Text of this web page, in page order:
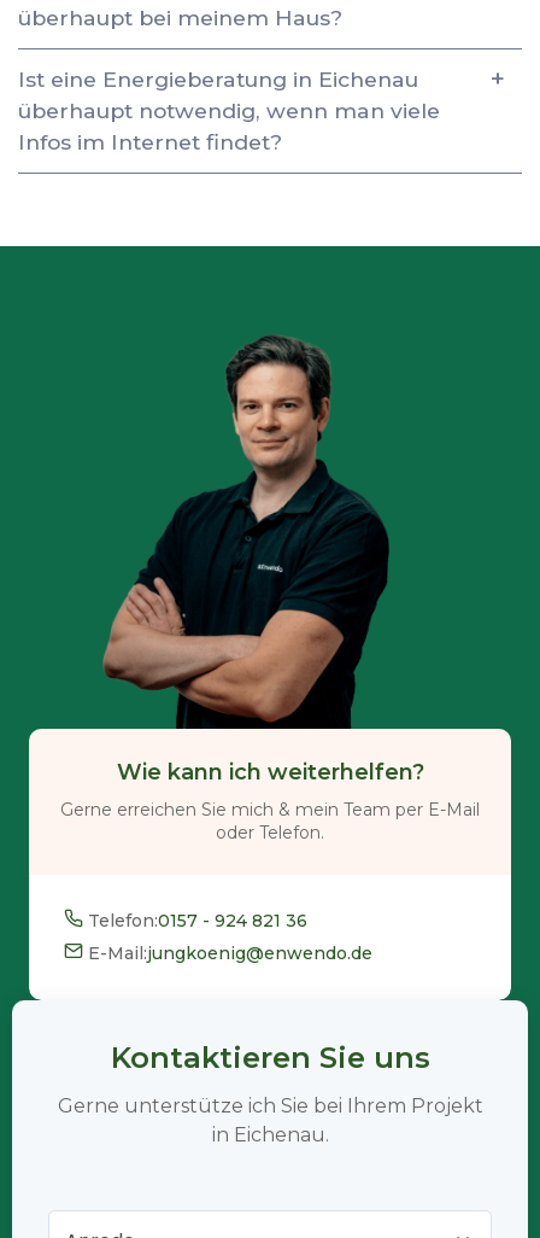
überhaupt bei meinem Haus?
Ist eine Energieberatung in Eichenau
überhaupt notwendig, wenn man viele
Infos im Internet findet?
Wie kann ich weiterhelfen?
Gerne erreichen Sie mich & mein Team per E-Mail
oder Telefon.
Telefon:0157 - 924 821 36
E-Mail:jungkoenig@enwendo.de
Kontaktieren Sie uns
Gerne unterstütze ich Sie bei Ihrem Projekt
in Eichenau.